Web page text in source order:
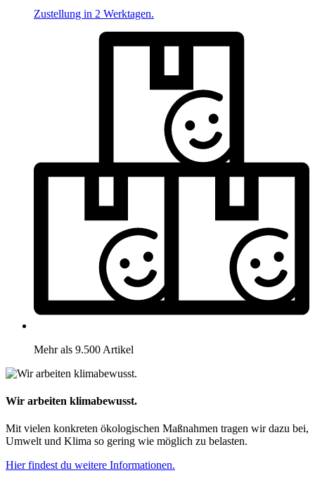
Zustellung in 2 Werktagen.
Mehr als 9.500 Artikel
Wir arbeiten klimabewusst.
Mit vielen konkreten ökologischen Maßnahmen tragen wir dazu bei,
Umwelt und Klima so gering wie möglich zu belasten.
Hier findest du weitere Informationen.